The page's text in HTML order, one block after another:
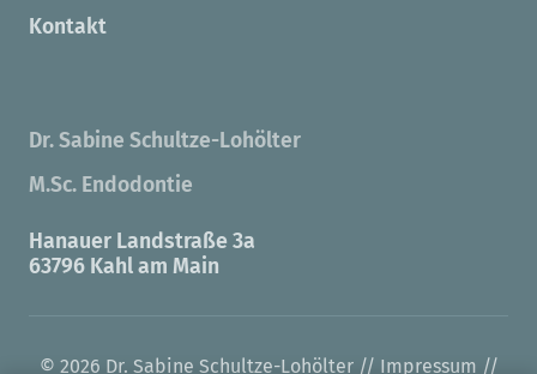
Kontakt
Dr. Sabine Schultze-Lohölter
M.Sc. Endodontie
Hanauer Landstraße 3a
63796 Kahl am Main
© 2026 Dr. Sabine Schultze-Lohölter // Impressum //